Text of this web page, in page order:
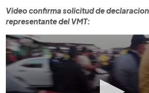
Video confirma solicitud de
representante del VMT: